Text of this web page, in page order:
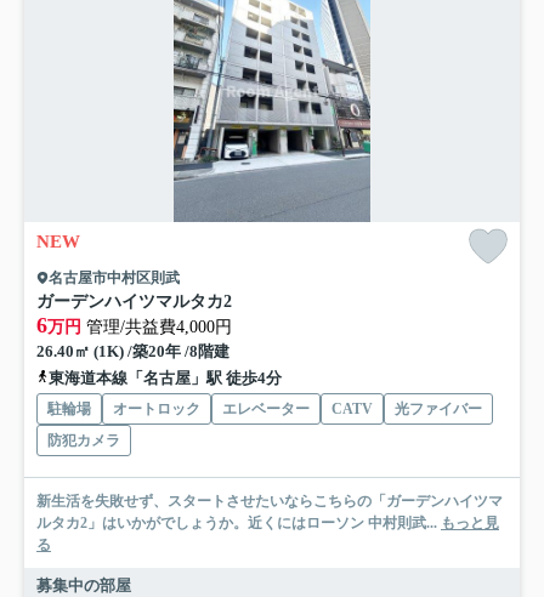
NEW
名古屋市中村区則武
ガーデンハイツマルタカ2
6万円 管理/共益費4,000円
26.40㎡ (1K) /築20年 /8階建
東海道本線「名古屋」駅 徒歩4分
駐輪場 オートロック エレベーター CATV
光ファイバー
防犯カメラ
新生活を失敗せず、スタートさせたいならこちらの「ガーデンハイツマ
ルタカ2」はいかがでしょうか。近くにはローソン 中村則武... もっと見
る
募集中の部屋